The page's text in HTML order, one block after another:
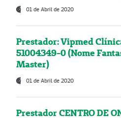
01 de Abril de 2020
Prestador: Vipmed
51004349-0 (Nome
Master)
01 de Abril de 2020
Prestador CENTRO DE